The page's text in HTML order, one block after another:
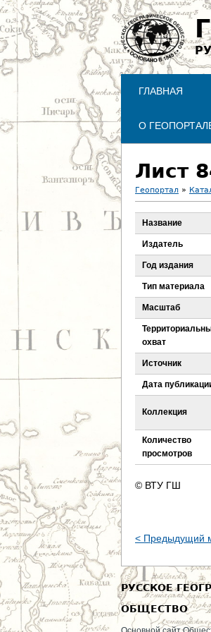
ГЛАВНАЯ
О
Лист
В
ы
д
е
с
ь
Геопортал »
Название
Издатель
Год издания
Тип материала
Масштаб
охват
Источник
Дата
Коллекция
Количество
просмотров
© ВТУ ГШ
< Предыдущий
РУССКОЕ
ОБЩЕСТВО